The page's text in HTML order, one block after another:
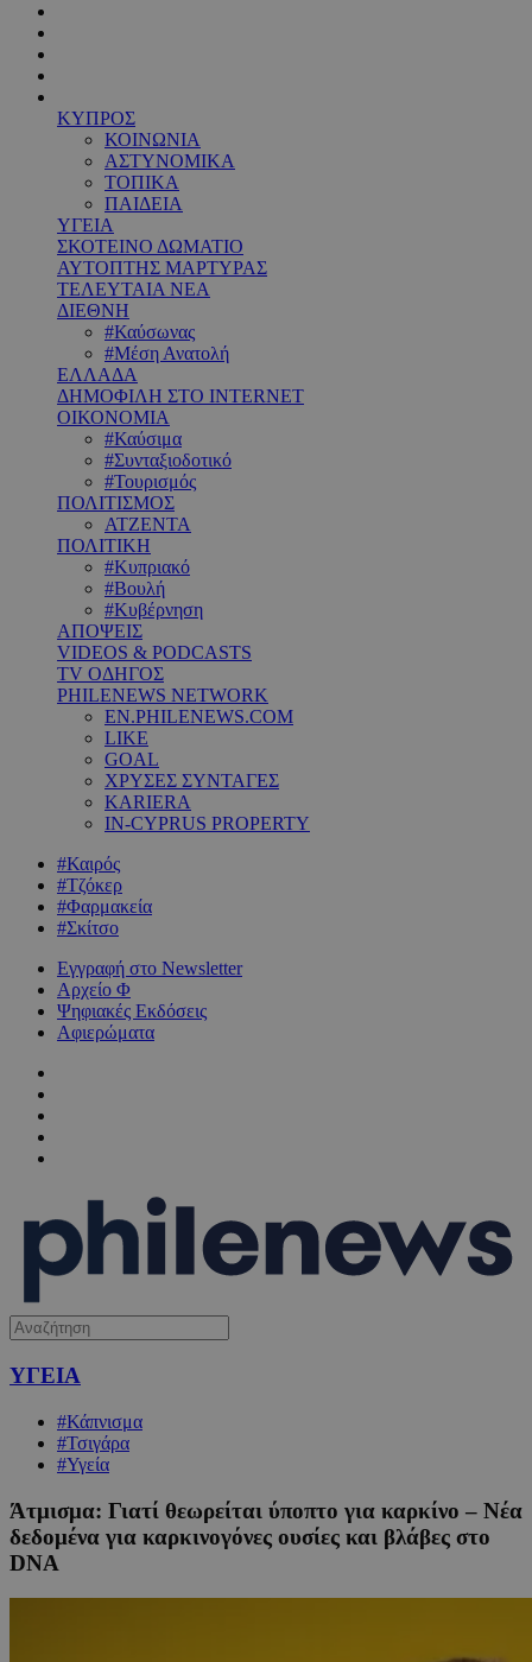
ΚΥΠΡΟΣ
ΚΟΙΝΩΝΙΑ
ΑΣΤΥΝΟΜΙΚΑ
ΤΟΠΙΚΑ
ΠΑΙΔΕΙΑ
ΥΓΕΙΑ
ΣΚΟΤΕΙΝΟ ΔΩΜΑΤΙΟ
ΑΥΤΟΠΤΗΣ ΜΑΡΤΥΡΑΣ
ΤΕΛΕΥΤΑΙΑ ΝΕΑ
ΔΙΕΘΝΗ
#Καύσωνας
#Μέση Ανατολή
ΕΛΛΑΔΑ
ΔΗΜΟΦΙΛΗ ΣΤΟ INTERNET
ΟΙΚΟΝΟΜΙΑ
#Καύσιμα
#Συνταξιοδοτικό
#Τουρισμός
ΠΟΛΙΤΙΣΜΟΣ
ΑΤΖΕΝΤΑ
ΠΟΛΙΤΙΚΗ
#Κυπριακό
#Βουλή
#Κυβέρνηση
ΑΠΟΨΕΙΣ
VIDEOS & PODCASTS
TV ΟΔΗΓΟΣ
PHILENEWS NETWORK
EN.PHILENEWS.COM
LIKE
GOAL
ΧΡΥΣΕΣ ΣΥΝΤΑΓΕΣ
KARIERA
IN-CYPRUS PROPERTY
#Καιρός
#Τζόκερ
#Φαρμακεία
#Σκίτσο
Εγγραφή στο Newsletter
Αρχείο Φ
Ψηφιακές Εκδόσεις
Αφιερώματα
ΥΓΕΙΑ
#Κάπνισμα
#Τσιγάρα
#Υγεία
Άτμισμα: Γιατί θεωρείται ύποπτο για καρκίνο – Νέα
δεδομένα για καρκινογόνες ουσίες και βλάβες στο
DNA